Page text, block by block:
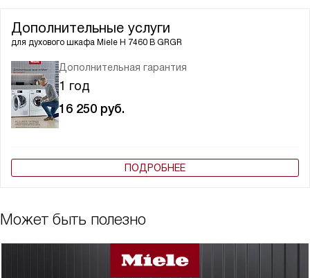
Дополнительные услуги
для духового шкафа Miele H 7460 B GRGR
Дополнительная гарантия
1 год
16 250 руб.
ПОДРОБНЕЕ
Может быть полезно